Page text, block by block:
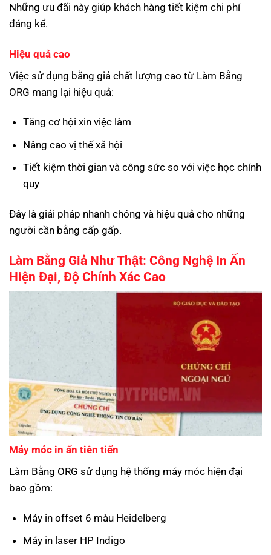
Những ưu đãi này giúp khách hàng tiết kiệm chi phí
đáng kể.
Hiệu quả cao
Việc sử dụng bằng giả chất lượng cao từ Làm Bằng
ORG mang lại hiệu quả:
Tăng cơ hội xin việc làm
Nâng cao vị thế xã hội
Tiết kiệm thời gian và công sức so với việc học chính
quy
Đây là giải pháp nhanh chóng và hiệu quả cho những
người cần bằng cấp gấp.
Làm Bằng Giả Như Thật: Công Nghệ In Ấn
Hiện Đại, Độ Chính Xác Cao
Máy móc in ấn tiên tiến
Làm Bằng ORG sử dụng hệ thống máy móc hiện đại
bao gồm:
Máy in offset 6 màu Heidelberg
Máy in laser HP Indigo